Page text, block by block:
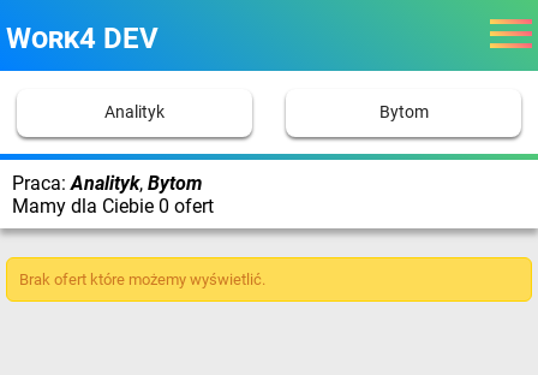
Work4 DEV
Analityk Bytom
Praca: Analityk, Bytom
Mamy dla Ciebie 0 ofert
Brak ofert które możemy wyświetlić.